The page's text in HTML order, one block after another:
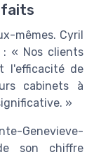
mêmes. Cyril
: « Nos clients
l'efficacité de
cabinets à
»
Genevieve-
son chiffre